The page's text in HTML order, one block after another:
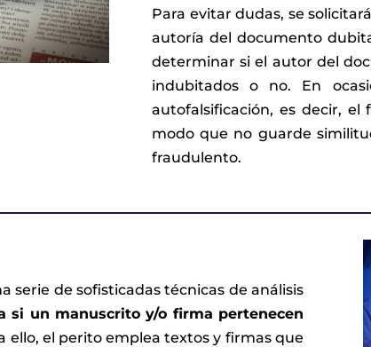
Para evitar dudas, se
autoría del documento
determinar si el autor del
indubitados o no. En
autofalsificación, es decir,
modo que no guarde
fraudulento.
serie de sofisticadas técnicas de análisis
si un manuscrito y/o firma pertenecen
ello, el perito emplea textos y firmas que